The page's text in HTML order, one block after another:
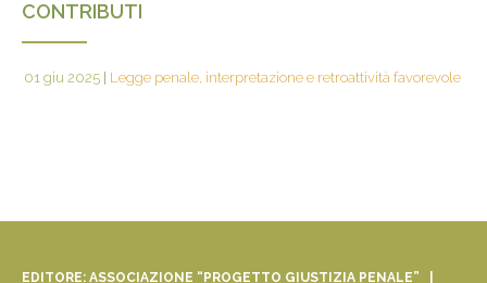
CONTRIBUTI
01 giu 2025 Legge penale, interpretazione e retroattività favorevole
EDITORE: ASSOCIAZIONE “PROGETTO GIUSTIZIA PENALE” |